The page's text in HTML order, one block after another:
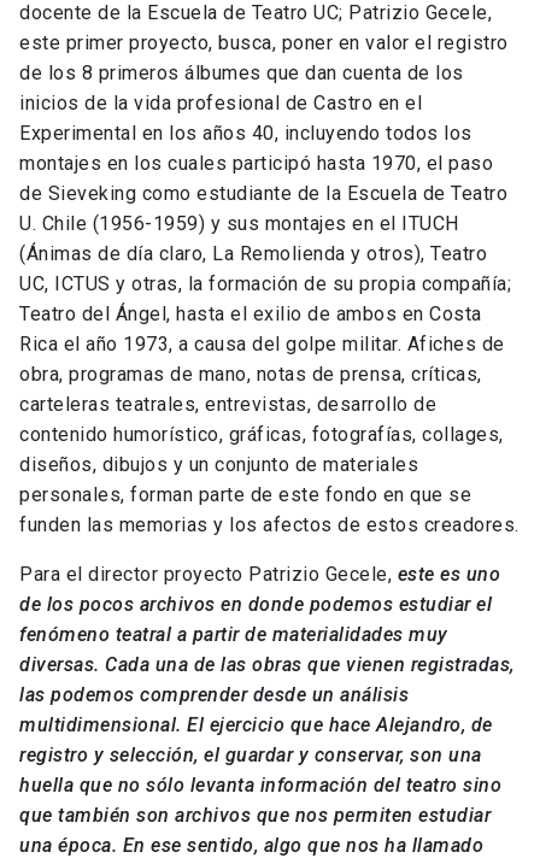
docente de la Escuela de Teatro UC; Patrizio Gecele,
este primer proyecto, busca, poner en valor el registro
de los 8 primeros álbumes que dan cuenta de los
inicios de la vida profesional de Castro en el
Experimental en los años 40, incluyendo todos los
montajes en los cuales participó hasta 1970, el paso
de Sieveking como estudiante de la Escuela de Teatro
U. Chile (1956-1959) y sus montajes en el ITUCH
(Ánimas de día claro, La Remolienda y otros), Teatro
UC, ICTUS y otras, la formación de su propia compañía;
Teatro del Ángel, hasta el exilio de ambos en Costa
Rica el año 1973, a causa del golpe militar. Afiches de
obra, programas de mano, notas de prensa, críticas,
carteleras teatrales, entrevistas, desarrollo de
contenido humorístico, gráficas, fotografías, collages,
diseños, dibujos y un conjunto de materiales
personales, forman parte de este fondo en que se
funden las memorias y los afectos de estos creadores.
Para el director proyecto Patrizio Gecele, este es uno
de los pocos archivos en donde podemos estudiar el
fenómeno teatral a partir de materialidades muy
diversas. Cada una de las obras que vienen registradas,
las podemos comprender desde un análisis
multidimensional. El ejercicio que hace Alejandro, de
registro y selección, el guardar y conservar, son una
huella que no sólo levanta información del teatro sino
que también son archivos que nos permiten estudiar
una época. En ese sentido, algo que nos ha llamado